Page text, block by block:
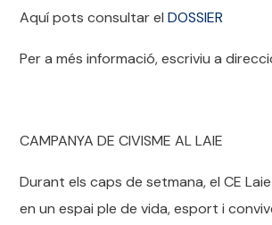
Aquí pots consultar elDOSSIER
Per a més informació, escriviu a
CAMPANYA DE CIVISME AL LAIE
Durant els caps de setmana, el CE
en un espai ple de vida, esport i